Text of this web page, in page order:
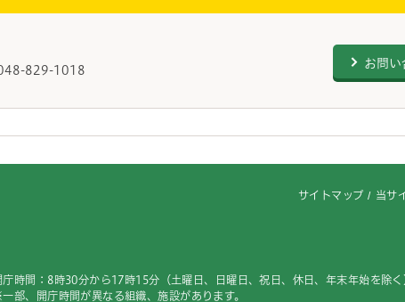
829-1018
お問い
サイトマップ 当サ
庁時間：8時30分から17時15分（土曜日、日曜日、祝日、休日、年末年始を除く
部、開庁時間が異なる組織、施設があります。